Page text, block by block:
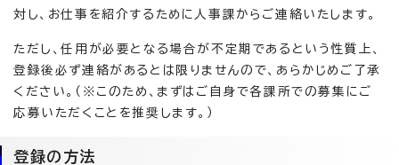
対し、お仕事を紹介するために人事課からご連絡いたします。
ただし、任用が必要となる場合が不定期であるという性質上、
登録後必ず連絡があるとは限りませんので、あらかじめご了承
ください。（※このため、まずはご自身で各課所での募集にご
応募いただくことを推奨します。）
登録の方法